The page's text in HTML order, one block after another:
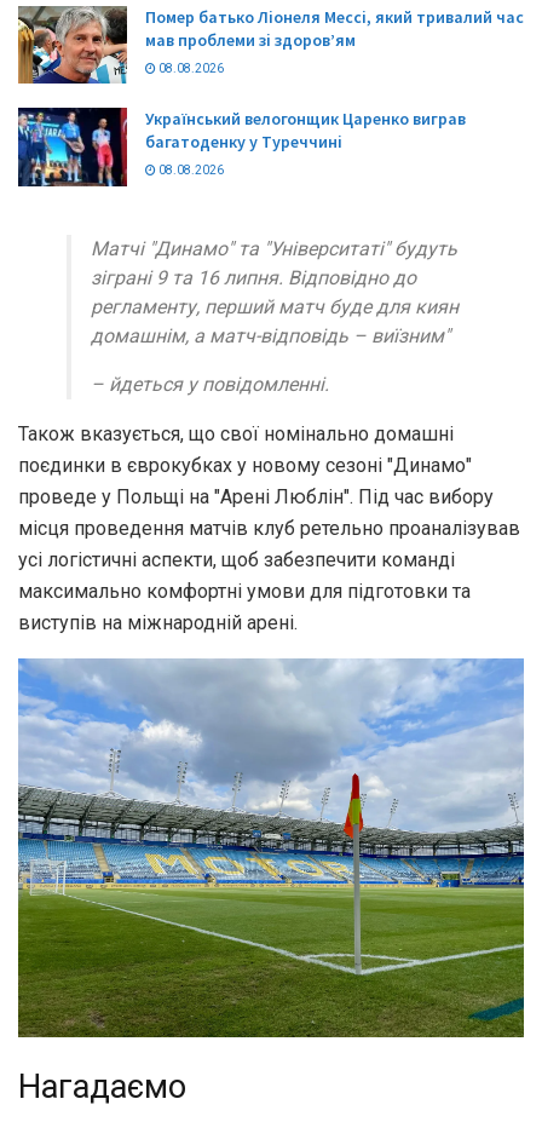
Помер батько Ліонеля Мессі, який тривалий час
мав проблеми зі здоров’ям
08.08.2026
Український велогонщик Царенко виграв
багатоденку у Туреччині
08.08.2026
Матчі "Динамо" та "Університаті" будуть
зіграні 9 та 16 липня. Відповідно до
регламенту, перший матч буде для киян
домашнім, а матч-відповідь – виїзним"
– йдеться у повідомленні.
Також вказується, що свої номінально домашні
поєдинки в єврокубках у новому сезоні "Динамо"
проведе у Польщі на "Арені Люблін". Під час вибору
місця проведення матчів клуб ретельно проаналізував
усі логістичні аспекти, щоб забезпечити команді
максимально комфортні умови для підготовки та
виступів на міжнародній арені.
Нагадаємо